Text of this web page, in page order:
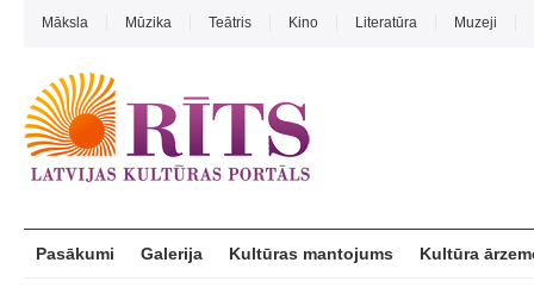
Māksla Mūzika Teātris Kino Literatūra Muzeji
Pasākumi Galerija Kultūras mantojums Kultūra